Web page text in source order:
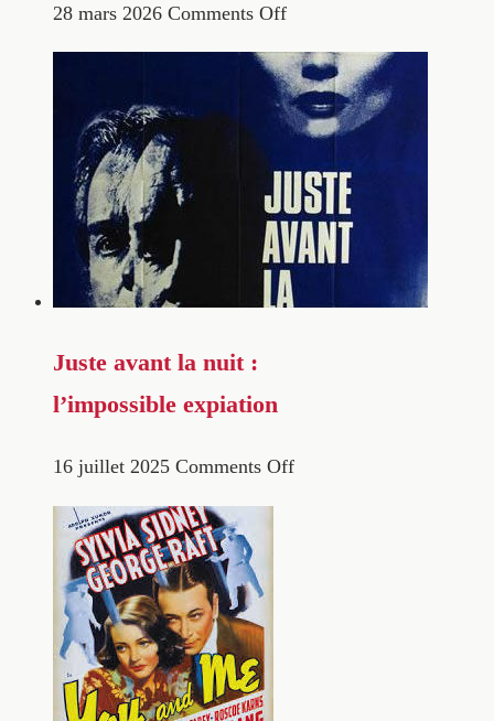
28 mars 2026 Comments Off
Juste avant la nuit :
l’impossible expiation
16 juillet 2025 Comments Off